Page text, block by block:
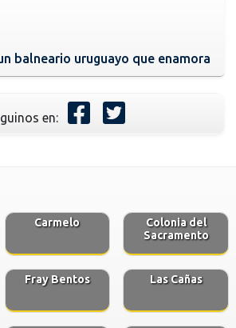
balneario uruguayo que enamora
en:
Carmelo
Colonia del
Sacramento
Fray Bentos Las Cañas